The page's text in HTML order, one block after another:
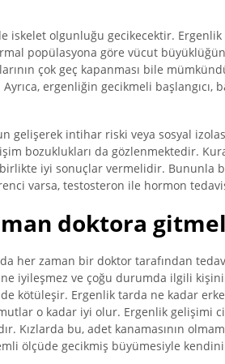
iskelet olgunluğu gecikecektir.
popülasyona göre vücut
çok geç kapanması bile
ergenliğin gecikmeli
gelişerek intihar riski veya sosyal
bozuklukları da gözlenmektedir.
iyi sonuçlar vermelidir. Bununla
varsa, testosteron ile hormon
doktora
her zaman bir doktor tarafından
iyileşmez ve çoğu durumda ilgili
kötüleşir. Ergenlik tarda ne kadar
o kadar iyi olur. Ergenlik gelişimi
Kızlarda bu, adet kanamasının
ölçüde gecikmiş büyümesiyle